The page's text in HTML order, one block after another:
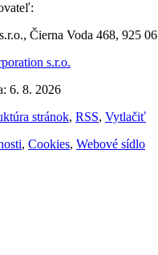
Čierna Voda 468, 925 06
s.r.o.
6. 8. 2026
stránok, RSS, Vytlačiť
, Cookies, Webové sídlo